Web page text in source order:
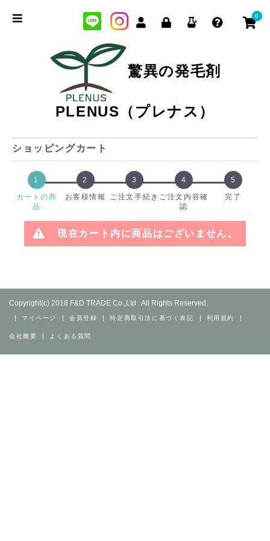
0
驚異の発毛剤
PLENUS（プレナス）
ショッピングカート
1
カートの商
品
2
お客様情報
3
ご注文手続き
4
ご注文内容確
認
5
完了
現在カート内に商品はございません。
Copyright(c) 2018 F&D TRADE Co.,Ltd . All Rights Reserved.
マイページ 会員登録 特定商取引法に基づく表記 利用規約
会社概要 よくある質問